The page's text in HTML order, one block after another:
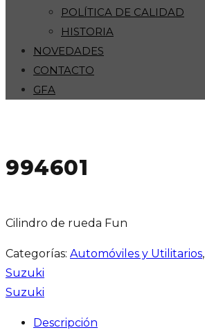
POLÍTICA DE CALIDAD
HISTORIA
NOVEDADES
CONTACTO
GFA
994601
Cilindro de rueda Fun
Categorías: Automóviles y Utilitarios,
Suzuki
Suzuki
Descripción